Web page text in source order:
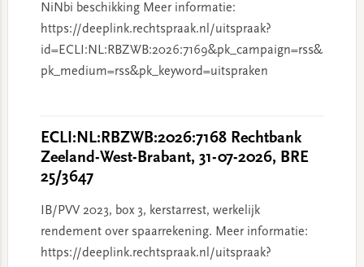
NiNbi beschikking Meer informatie:
https://deeplink.rechtspraak.nl/uitspraak?
id=ECLI:NL:RBZWB:2026:7169&pk_campaign=rss&
pk_medium=rss&pk_keyword=uitspraken
ECLI:NL:RBZWB:2026:7168 Rechtbank
Zeeland-West-Brabant, 31-07-2026, BRE
25/3647
IB/PVV 2023, box 3, kerstarrest, werkelijk
rendement over spaarrekening. Meer informatie:
https://deeplink.rechtspraak.nl/uitspraak?